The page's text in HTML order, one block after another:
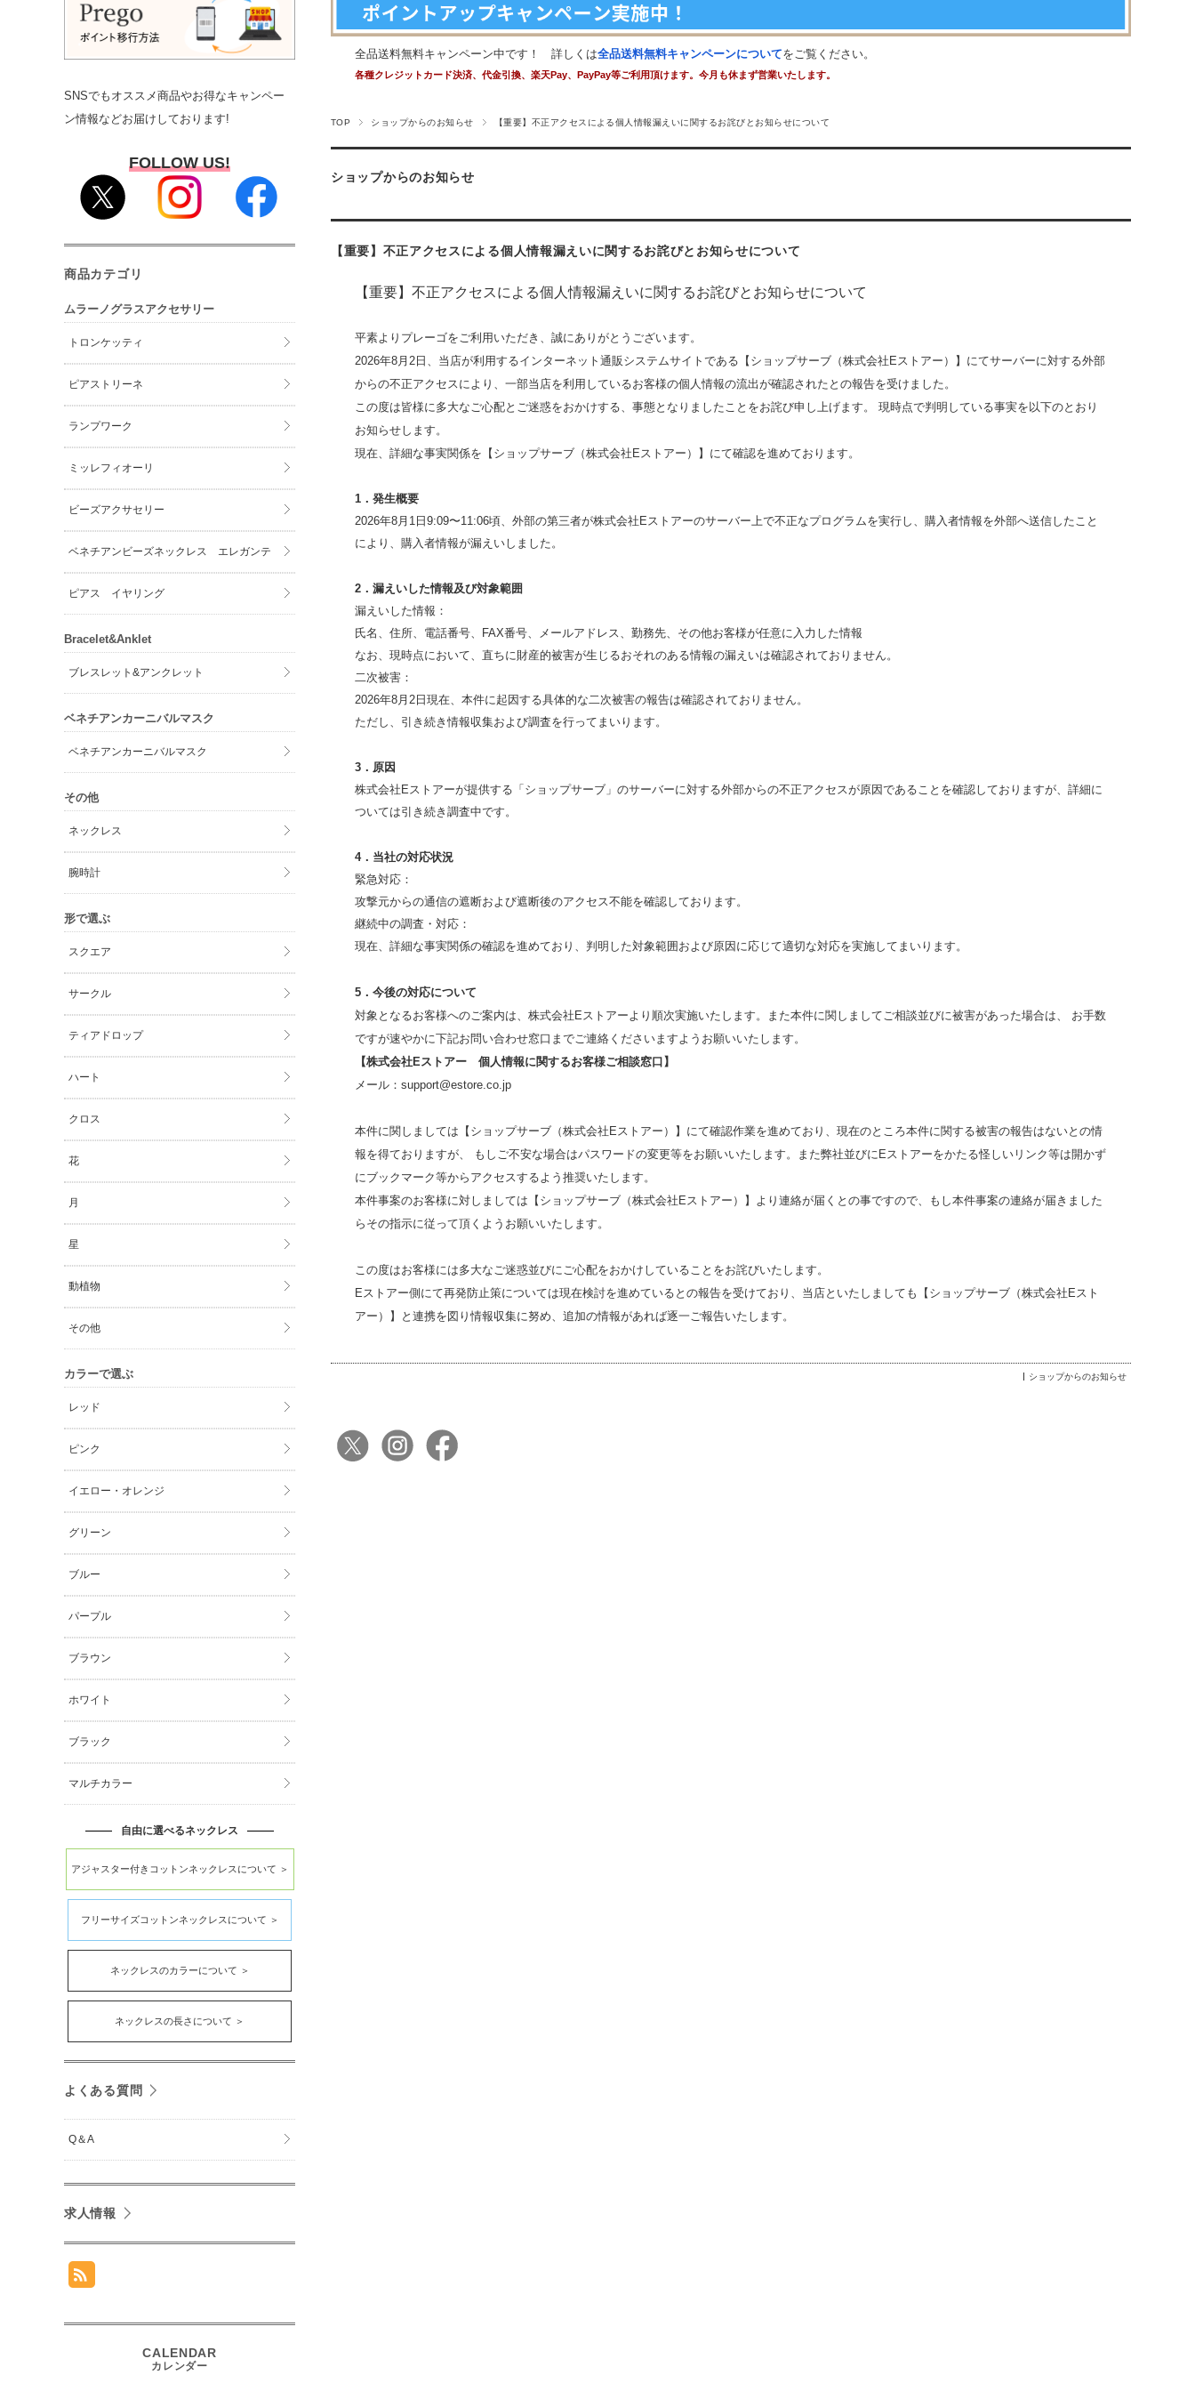
全品送料無料キャンペーン中です！ 詳しくは全品送料無料キャンペーンについてをご覧ください。
各種クレジットカード決済、代金引換、楽天Pay、PayPay等ご利用頂けます。今月も休まず営業いたします。
TOP ショップからのお知らせ 【重要】不正アクセスによる個人情報漏えいに関するお詫びとお知らせについて
ショップからのお知らせ
【重要】不正アクセスによる個人情報漏えいに関するお詫びとお知らせについて
【重要】不正アクセスによる個人情報漏えいに関するお詫びとお知らせについて
平素よりプレーゴをご利用いただき、誠にありがとうございます。
2026年8月2日、当店が利用するインターネット通販システムサイトである【ショップサーブ（株式会社Eストアー）】にてサーバーに対する外部
からの不正アクセスにより、一部当店を利用しているお客様の個人情報の流出が確認されたとの報告を受けました。
この度は皆様に多大なご心配とご迷惑をおかけする、事態となりましたことをお詫び申し上げます。 現時点で判明している事実を以下のとおり
お知らせします。
現在、詳細な事実関係を【ショップサーブ（株式会社Eストアー）】にて確認を進めております。
1．発生概要
2026年8月1日9:09〜11:06頃、外部の第三者が株式会社Eストアーのサーバー上で不正なプログラムを実行し、購入者情報を外部へ送信したこと
により、購入者情報が漏えいしました。
2．漏えいした情報及び対象範囲
漏えいした情報：
氏名、住所、電話番号、FAX番号、メールアドレス、勤務先、その他お客様が任意に入力した情報
なお、現時点において、直ちに財産的被害が生じるおそれのある情報の漏えいは確認されておりません。
二次被害：
2026年8月2日現在、本件に起因する具体的な二次被害の報告は確認されておりません。
ただし、引き続き情報収集および調査を行ってまいります。
3．原因
株式会社Eストアーが提供する「ショップサーブ」のサーバーに対する外部からの不正アクセスが原因であることを確認しておりますが、詳細に
ついては引き続き調査中です。
4．当社の対応状況
緊急対応：
攻撃元からの通信の遮断および遮断後のアクセス不能を確認しております。
継続中の調査・対応：
現在、詳細な事実関係の確認を進めており、判明した対象範囲および原因に応じて適切な対応を実施してまいります。
5．今後の対応について
対象となるお客様へのご案内は、株式会社Eストアーより順次実施いたします。また本件に関しましてご相談並びに被害があった場合は、 お手数
ですが速やかに下記お問い合わせ窓口までご連絡くださいますようお願いいたします。
【株式会社Eストアー 個人情報に関するお客様ご相談窓口】
メール： support@estore.co.jp
本件に関しましては【ショップサーブ（株式会社Eストアー）】にて確認作業を進めており、現在のところ本件に関する被害の報告はないとの情
報を得ておりますが、 もしご不安な場合はパスワードの変更等をお願いいたします。また弊社並びにEストアーをかたる怪しいリンク等は開かず
にブックマーク等からアクセスするよう推奨いたします。
本件事案のお客様に対しましては【ショップサーブ（株式会社Eストアー）】より連絡が届くとの事ですので、もし本件事案の連絡が届きました
らその指示に従って頂くようお願いいたします。
この度はお客様には多大なご迷惑並びにご心配をおかけしていることをお詫びいたします。
Eストアー側にて再発防止策については現在検討を進めているとの報告を受けており、当店といたしましても【ショップサーブ（株式会社Eスト
アー）】と連携を図り情報収集に努め、追加の情報があれば逐一ご報告いたします。
ショップからのお知らせ
SNSでもオススメ商品やお得なキャンペー
ン情報などお届けしております!
FOLLOW US!
商品カテゴリ
ムラーノグラスアクセサリー
トロンケッティ
ピアストリーネ
ランプワーク
ミッレフィオーリ
ビーズアクサセリー
ベネチアンビーズネックレス エレガンテ
ピアス イヤリング
Bracelet&Anklet
ブレスレット&アンクレット
ベネチアンカーニバルマスク
ベネチアンカーニバルマスク
その他
ネックレス
腕時計
形で選ぶ
スクエア
サークル
ティアドロップ
ハート
クロス
花
月
星
動植物
その他
カラーで選ぶ
レッド
ピンク
イエロー・オレンジ
グリーン
ブルー
パープル
ブラウン
ホワイト
ブラック
マルチカラー
自由に選べるネックレス
アジャスター付きコットンネックレスについて ＞
フリーサイズコットンネックレスについて ＞
ネックレスのカラーについて ＞
ネックレスの長さについて ＞
よくある質問
Q＆A
求人情報